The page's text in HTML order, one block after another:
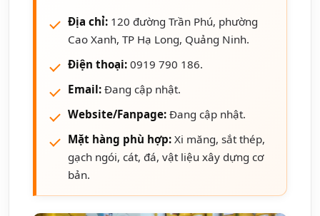
Địa chỉ: 120 đường Trần Phú, phường
Cao Xanh, TP Hạ Long, Quảng Ninh.
Điện thoại: 0919 790 186.
Email: Đang cập nhật.
Website/Fanpage: Đang cập nhật.
Mặt hàng phù hợp: Xi măng, sắt thép,
gạch ngói, cát, đá, vật liệu xây dựng cơ
bản.